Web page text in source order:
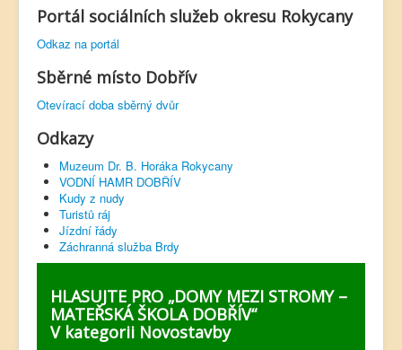
Portál sociálních služeb okresu Rokycany
Odkaz na portál
Sběrné místo Dobřív
Otevírací doba sběrný dvůr
Odkazy
Muzeum Dr. B. Horáka Rokycany
VODNÍ HAMR DOBŘÍV
Kudy z nudy
Turistů ráj
Jízdní řády
Záchranná služba Brdy
HLASUJTE PRO „DOMY MEZI STROMY –
MATEŘSKÁ ŠKOLA DOBŘÍV“
V kategorii Novostavby